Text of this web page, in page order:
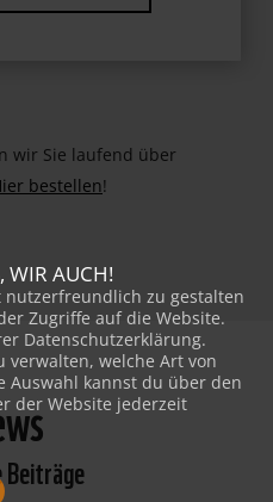
WERDEN!
wir Sie laufend über
bestellen!
WIR AUCH!
nutzerfreundlich zu gestalten
Zugriffe auf die Website.
Datenschutzerklärung.
verwalten, welche Art von
Auswahl kannst du über den
der Website jederzeit